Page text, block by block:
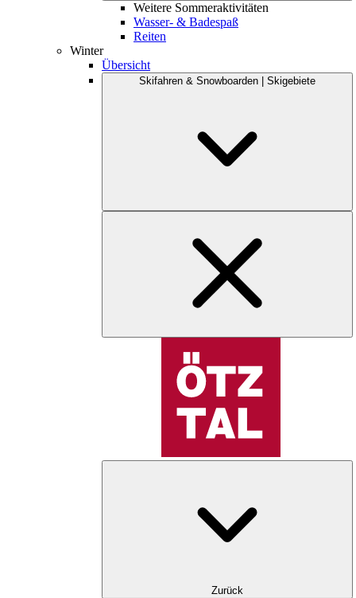
Weitere Sommeraktivitäten
Wasser- & Badespaß
Reiten
Winter
Übersicht
Skifahren & Snowboarden | Skigebiete
Zurück